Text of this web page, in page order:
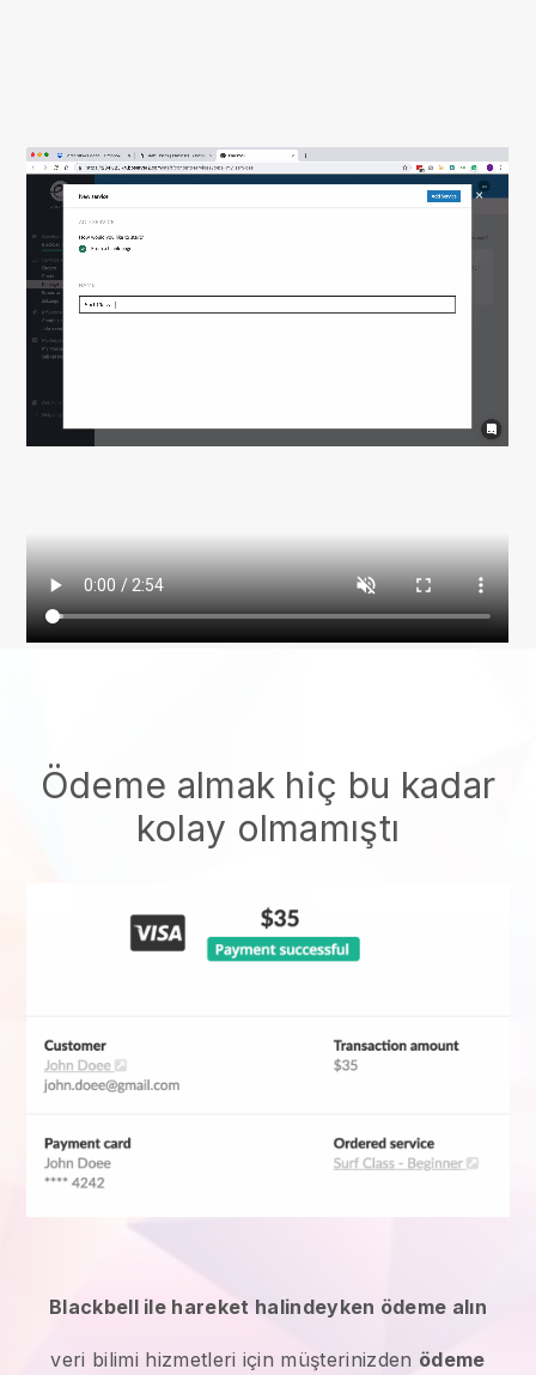
Ödeme almak hiç bu kadar
kolay olmamıştı
Blackbell ile hareket halindeyken ödeme alın
veri bilimi hizmetleri için müşterinizden ödeme